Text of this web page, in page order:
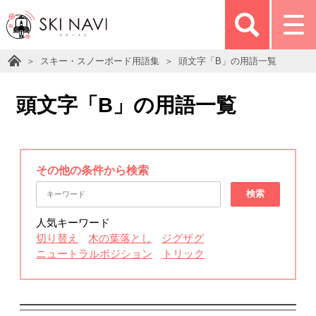
スキー・スノーボード用語集 頭文字「B」の用語一覧
頭文字「B」の用語一覧
その他の条件から検索
検索
人気キーワード
切り替え
木の葉落とし
ジグザグ
ニュートラルポジション
トリック